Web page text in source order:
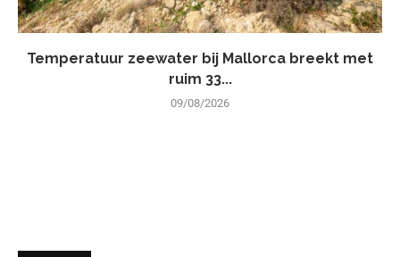
Temperatuur zeewater bij Mallorca breekt met
ruim 33...
09/08/2026